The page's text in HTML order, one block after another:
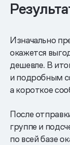
Изначально
окажется
дешевле. В
и подробным
а короткое
После
группе и
по всей базе